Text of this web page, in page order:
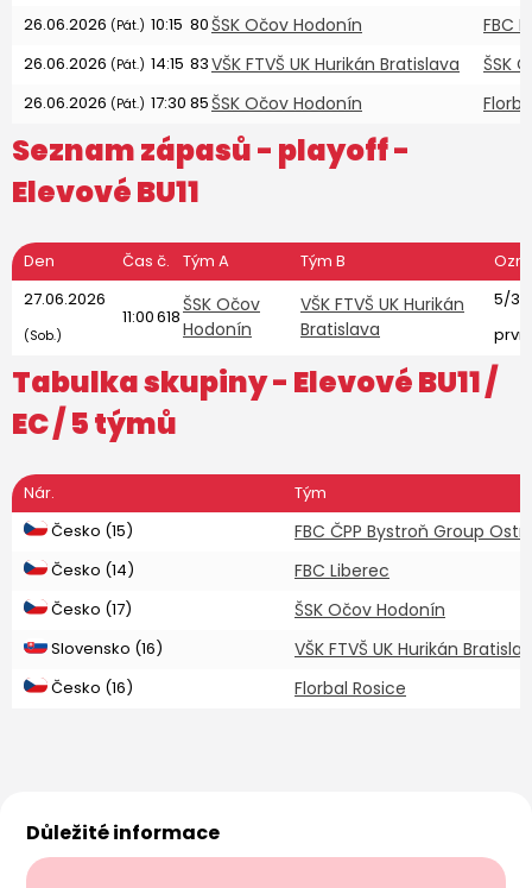
26.06.2026 (Pát.) 10:15 80ŠSK Očov Hodonín FBC
26.06.2026 (Pát.) 14:15 83VŠK FTVŠ UK Hurikán Bratislava ŠSK
26.06.2026 (Pát.) 17:30 85ŠSK Očov Hodonín
Seznam zápasů - playoff -
Elevové BU11
Den Čas č. Tým A Tým B
27.06.2026
(Sob.)
11:00618
ŠSK Očov
Hodonín
VŠK FTVŠ UK Hurikán
Bratislava
5/3
Tabulka skupiny - Elevové BU11/
EC / 5 týmů
Nár.
Tým
Česko (15)
FBC ČPP Bystroň Group
Česko (14) FBC Liberec
Česko (17) ŠSK Očov Hodonín
Slovensko (16) VŠK FTVŠ UK Hurikán
Česko (16) Florbal Rosice
Důležité informace